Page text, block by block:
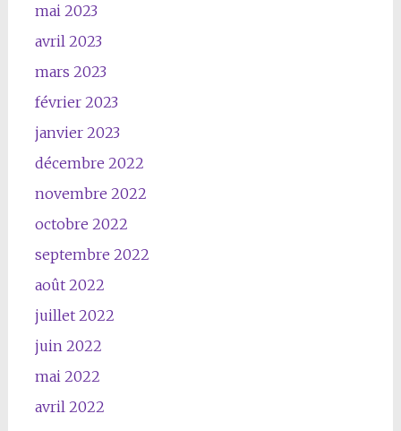
mai 2023
avril 2023
mars 2023
février 2023
janvier 2023
décembre 2022
novembre 2022
octobre 2022
septembre 2022
août 2022
juillet 2022
juin 2022
mai 2022
avril 2022